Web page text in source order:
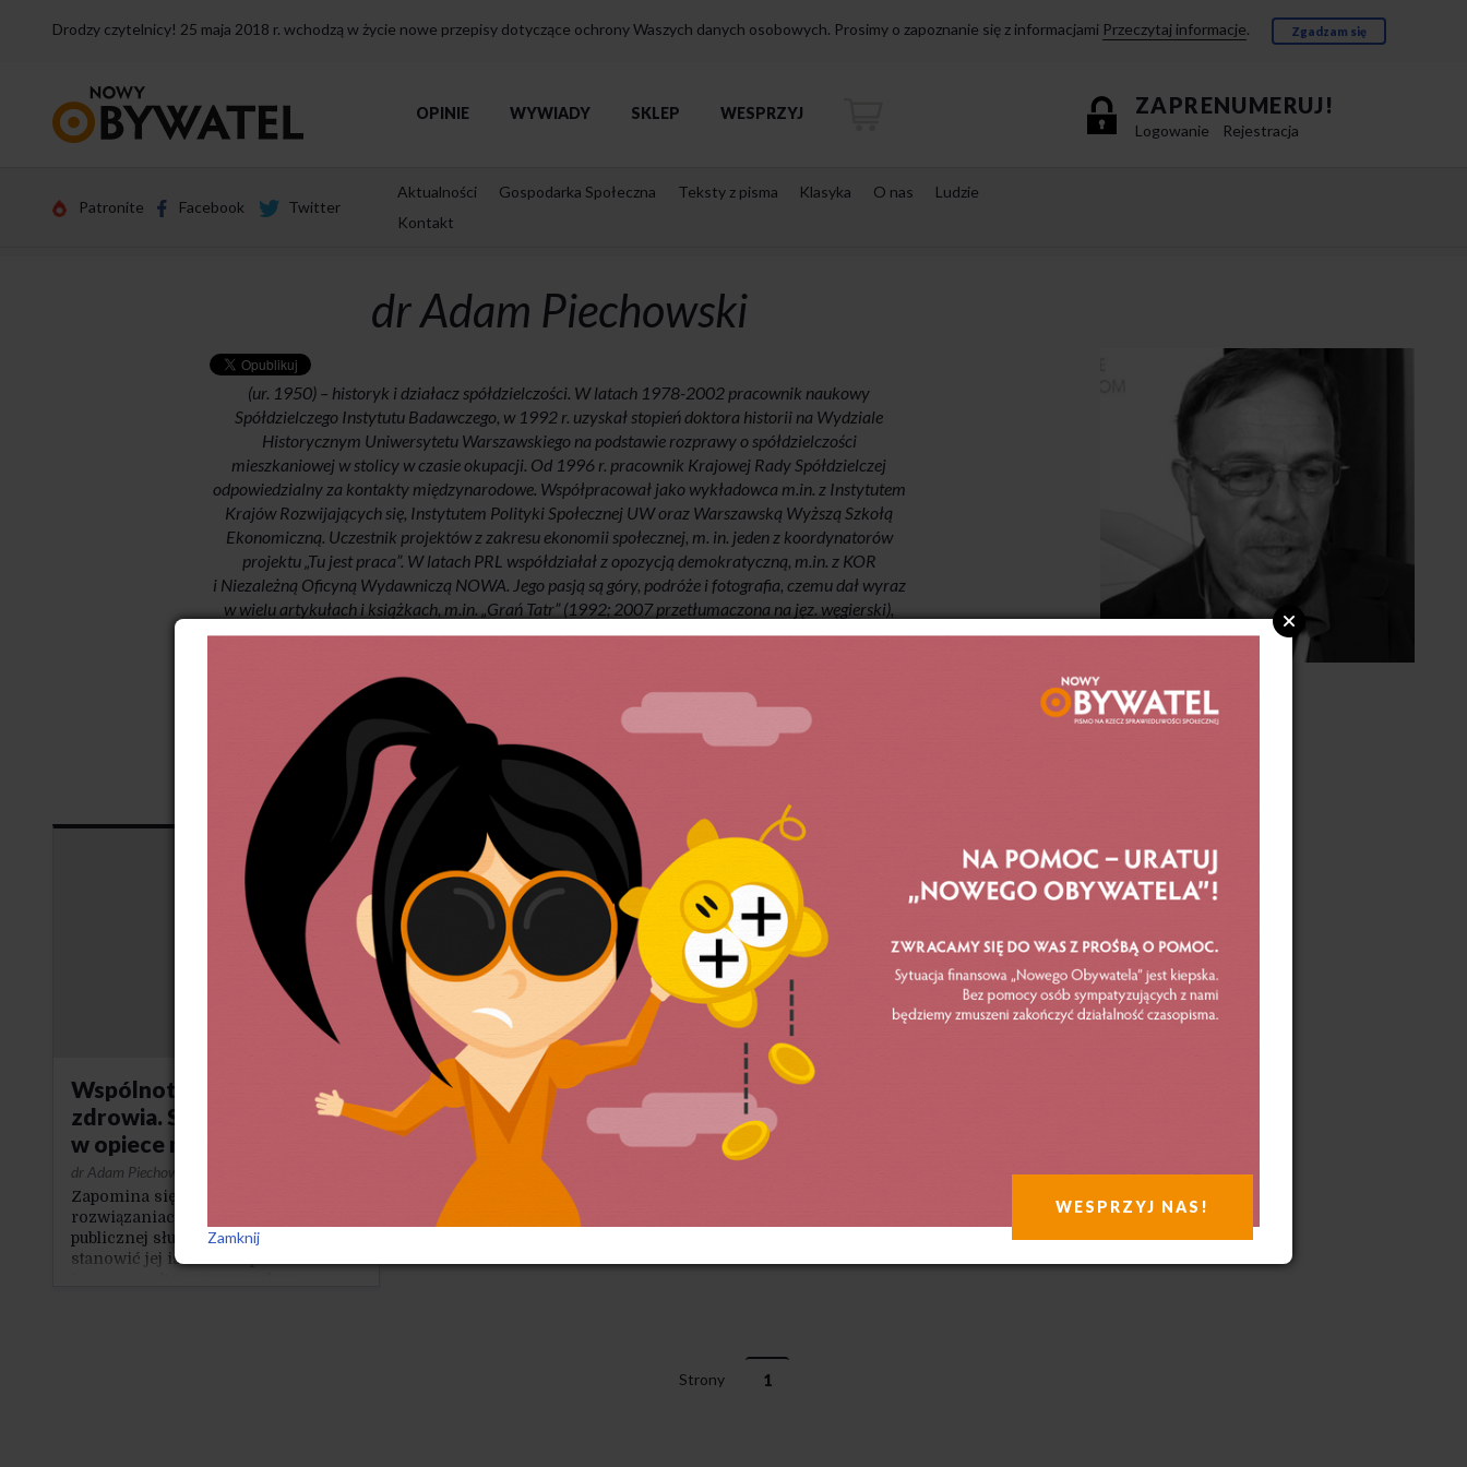
Drodzy czytelnicy! 25 maja 2018 r. wchodzą w życie nowe przepisy dotyczące ochrony Waszych danych osobowych. Prosimy o zapoznanie się z informacjami Przeczytaj informacje. Zgadzam się
strony
ZAPRENUMERUJ!
Logowanie Rejestracja
OPINIE WYWIADY SKLEP WESPRZYJ
Patronite Facebook Twitter
Aktualności Gospodarka Społeczna Teksty z pisma Klasyka O nas
Ludzie
Kontakt
dr Adam Piechowski
(ur. 1950) – historyk i działacz spółdzielczości. W latach 1978-2002 pracownik naukowy
Spółdzielczego Instytutu Badawczego, w 1992 r. uzyskał stopień doktora historii na Wydziale
Historycznym Uniwersytetu Warszawskiego na podstawie rozprawy o spółdzielczości
mieszkaniowej w stolicy w czasie okupacji. Od 1996 r. pracownik Krajowej Rady Spółdzielczej
odpowiedzialny za kontakty międzynarodowe. Współpracował jako wykładowca m.in. z Instytutem
Krajów Rozwijających się, Instytutem Polityki Społecznej UW oraz Warszawską Wyższą Szkołą
Ekonomiczną. Uczestnik projektów z zakresu ekonomii społecznej, m. in. jeden z koordynatorów
projektu „Tu jest praca”. W latach PRL współdziałał z opozycją demokratyczną, m.in. z KOR
i Niezależną Oficyną Wydawniczą NOWA. Jego pasją są góry, podróże i fotografia, czemu dał wyraz
w wielu artykułach i książkach, m.in. „Grań Tatr” (1992; 2007 przetłumaczona na jęz. węgierski),
„Lud Syriusza. W poszukiwaniu tajemnic Dogonów” (1996), „Bedeker tatrzański” (współautor,
Informacja w Wikipedii
Wspólnoty (ochrony)
zdrowia. Spółdzielczość
w opiece medycznej
dr Adam Piechowski
Zapomina się o innych możliwych
rozwiązaniach, które nie zastąpią
publicznej służby zdrowia, ale mogą
stanowić jej istotne uzupełnienie
Strony 1
WESPRZYJ NAS!
Zamknij